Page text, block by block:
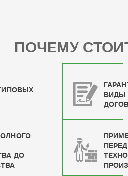
ПОЧЕМУ
ВИДЫ
ДО